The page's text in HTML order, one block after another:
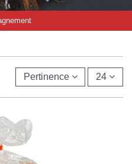
Pertinence 24